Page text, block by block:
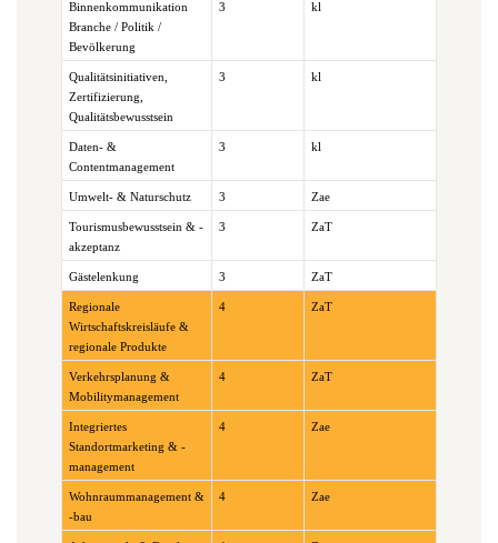
Binnenkommunikation
Branche / Politik /
Bevölkerung
3 kl
Qualitätsinitiativen,
Zertifizierung,
Qualitätsbewusstsein
3 kl
Daten- &
Contentmanagement
3 kl
Umwelt- & Naturschutz 3 Zae
Tourismusbewusstsein & -
akzeptanz
3 ZaT
Gästelenkung 3 ZaT
Regionale
Wirtschaftskreisläufe &
regionale Produkte
4 ZaT
Verkehrsplanung &
Mobilitymanagement
4 ZaT
Integriertes
Standortmarketing & -
management
4 Zae
Wohnraummanagement &
-bau
4 Zae